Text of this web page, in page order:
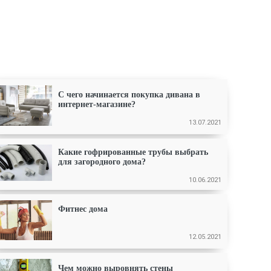
С чего начинается покупка дивана в
интернет-магазине?
13.07.2021
Какие гофрированные трубы выбрать
для загородного дома?
10.06.2021
Фитнес дома
12.05.2021
Чем можно выровнять стены